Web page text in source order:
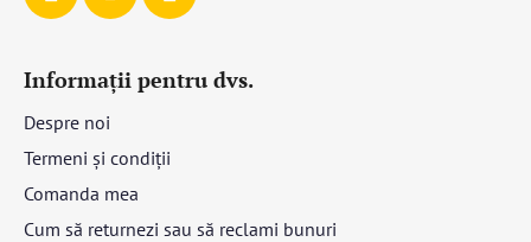
Informații pentru dvs.
Despre noi
Termeni și condiții
Comanda mea
Cum să returnezi sau să reclami bunuri